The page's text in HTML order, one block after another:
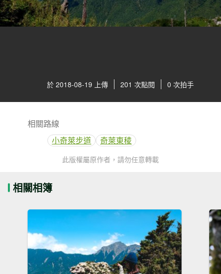
於 2018-08-19 上傳 201 次點閱 0 次拍手
相關路線
小奇萊步道
奇萊東稜
此版權屬原作者，請勿任意轉載
相關相簿